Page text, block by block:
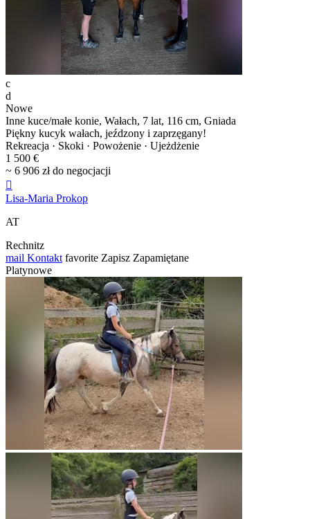
c
d
Nowe
Inne kuce/małe konie, Wałach, 7 lat, 116 cm, Gniada
Piękny kucyk wałach, jeźdzony i zaprzęgany!
Rekreacja · Skoki · Powożenie · Ujeżdżenie
1 500 €
~ 6 906 zł do negocjacji

Lisa-Maria Prokop
AT
Rechnitz
mail Kontakt favorite Zapisz Zapamiętane
Platynowe